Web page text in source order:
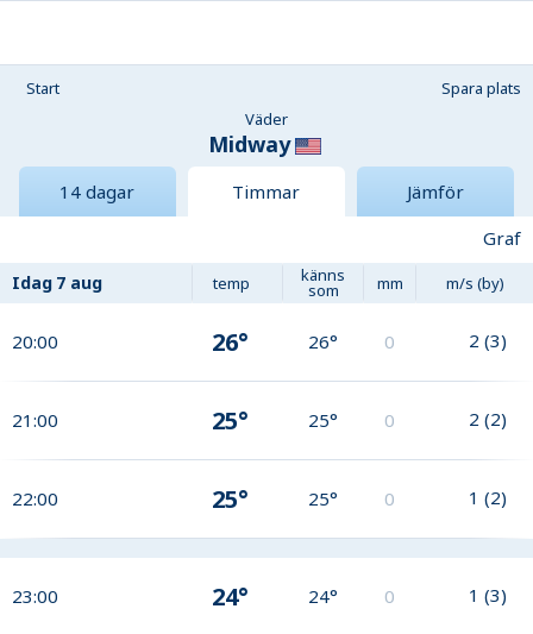
Start
Spara plats
Väder
Midway
14 dagar Timmar
Jämför
Graf
Idag 7 aug temp känns
som mm m/s (by)
20:00 26° 26° 0 2 (3)
21:00 25° 25° 0 2 (2)
22:00 25° 25° 0 1 (2)
23:00 24° 24° 0 1 (3)